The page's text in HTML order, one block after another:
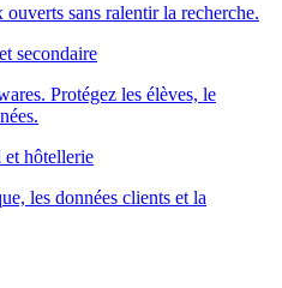
ouverts sans ralentir la recherche.
secondaire
Protégez les élèves, le
et hôtellerie
les données clients et la